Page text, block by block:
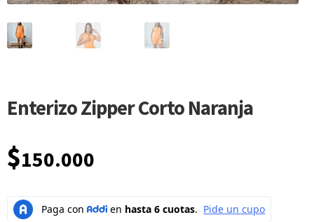
Enterizo Zipper Corto Naranja
$150.000